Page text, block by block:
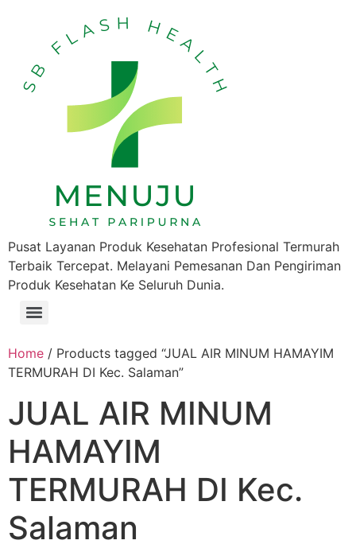
Pusat Layanan Produk Kesehatan Profesional Termurah
Terbaik Tercepat. Melayani Pemesanan Dan Pengiriman
Produk Kesehatan Ke Seluruh Dunia.
Home / Products tagged “JUAL AIR MINUM HAMAYIM
TERMURAH DI Kec. Salaman”
JUAL AIR MINUM
HAMAYIM
TERMURAH DI Kec.
Salaman